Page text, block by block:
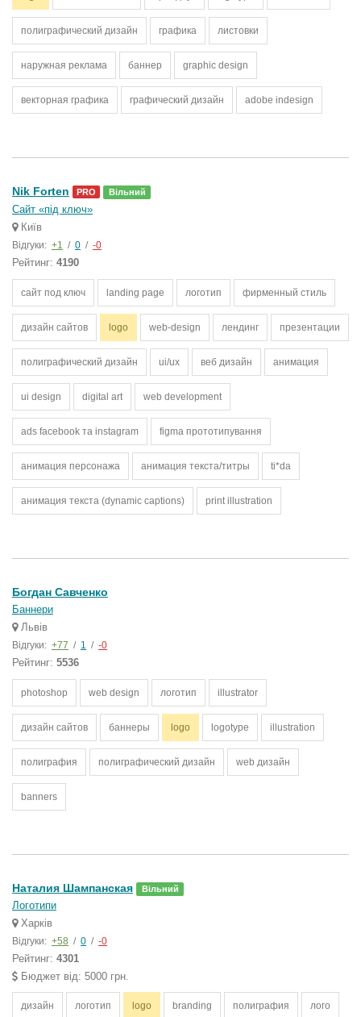
полиграфический дизайн графика листовки
наружная реклама баннер graphic design
векторная графика графический дизайн adobe indesign
Nik Forten PRO Вільний
Сайт «під ключ»
Київ
Відгуки: +1 / 0 / -0
Рейтинг: 4190
сайт под ключ landing page логотип фирменный стиль
дизайн сайтов logo web-design лендинг презентации
полиграфический дизайн ui/ux веб дизайн анимация
ui design digital art web development
ads facebook та instagram figma прототипування
анимация персонажа анимация текстa/титры ti*da
анимация текста (dynamic captions) print illustration
Богдан Савченко
Баннери
Львів
Відгуки: +77 / 1 / -0
Рейтинг: 5536
photoshop web design логотип illustrator
дизайн сайтов баннеры logo logotype illustration
полиграфия полиграфический дизайн web дизайн
banners
Наталия Шампанская Вільний
Логотипи
Харків
Відгуки: +58 / 0 / -0
Рейтинг: 4301
Бюджет від: 5000 грн.
дизайн логотип logo branding полиграфия лого